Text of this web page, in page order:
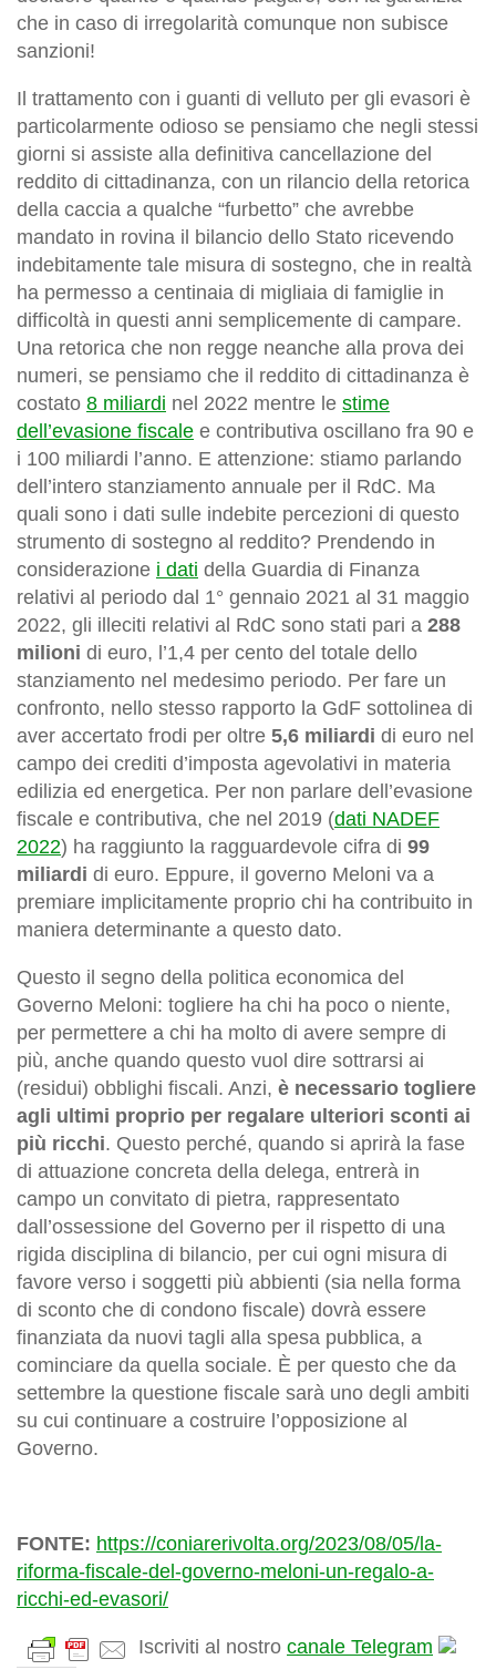
che in caso di irregolarità comunque non subisce
sanzioni!
Il trattamento con i guanti di velluto per gli evasori è
particolarmente odioso se pensiamo che negli stessi
giorni si assiste alla definitiva cancellazione del
reddito di cittadinanza, con un rilancio della retorica
della caccia a qualche “furbetto” che avrebbe
mandato in rovina il bilancio dello Stato ricevendo
indebitamente tale misura di sostegno, che in realtà
ha permesso a centinaia di migliaia di famiglie in
difficoltà in questi anni semplicemente di campare.
Una retorica che non regge neanche alla prova dei
numeri, se pensiamo che il reddito di cittadinanza è
costato 8 miliardi nel 2022 mentre le stime
dell’evasione fiscale e contributiva oscillano fra 90 e
i 100 miliardi l’anno. E attenzione: stiamo parlando
dell’intero stanziamento annuale per il RdC. Ma
quali sono i dati sulle indebite percezioni di questo
strumento di sostegno al reddito? Prendendo in
considerazione i dati della Guardia di Finanza
relativi al periodo dal 1° gennaio 2021 al 31 maggio
2022, gli illeciti relativi al RdC sono stati pari a 288
milioni di euro, l’1,4 per cento del totale dello
stanziamento nel medesimo periodo. Per fare un
confronto, nello stesso rapporto la GdF sottolinea di
aver accertato frodi per oltre 5,6 miliardi di euro nel
campo dei crediti d’imposta agevolativi in materia
edilizia ed energetica. Per non parlare dell’evasione
fiscale e contributiva, che nel 2019 (dati NADEF
2022) ha raggiunto la ragguardevole cifra di 99
miliardi di euro. Eppure, il governo Meloni va a
premiare implicitamente proprio chi ha contribuito in
maniera determinante a questo dato.
Questo il segno della politica economica del
Governo Meloni: togliere ha chi ha poco o niente,
per permettere a chi ha molto di avere sempre di
più, anche quando questo vuol dire sottrarsi ai
(residui) obblighi fiscali. Anzi, è necessario togliere
agli ultimi proprio per regalare ulteriori sconti ai
più ricchi. Questo perché, quando si aprirà la fase
di attuazione concreta della delega, entrerà in
campo un convitato di pietra, rappresentato
dall’ossessione del Governo per il rispetto di una
rigida disciplina di bilancio, per cui ogni misura di
favore verso i soggetti più abbienti (sia nella forma
di sconto che di condono fiscale) dovrà essere
finanziata da nuovi tagli alla spesa pubblica, a
cominciare da quella sociale. È per questo che da
settembre la questione fiscale sarà uno degli ambiti
su cui continuare a costruire l’opposizione al
Governo.
FONTE: https://coniarerivolta.org/2023/08/05/la-
riforma-fiscale-del-governo-meloni-un-regalo-a-
ricchi-ed-evasori/
Iscriviti al nostro canale Telegram